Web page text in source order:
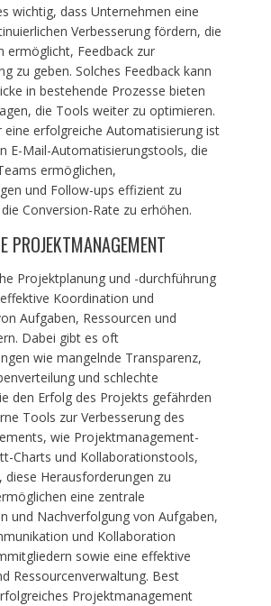
wichtig, dass Unternehmen eine
Verbesserung fördern, die
ermöglicht, Feedback zur
zu geben. Solches Feedback kann
in bestehende Prozesse bieten
die Tools weiter zu optimieren.
eine erfolgreiche Automatisierung ist
E-Mail-Automatisierungstools, die
ermöglichen,
und Follow-ups effizient zu
Conversion-Rate zu erhöhen.
PROJEKTMANAGEMENT
Projektplanung und -durchführung
Koordination und
Aufgaben, Ressourcen und
Dabei gibt es oft
wie mangelnde Transparenz,
und schlechte
den Erfolg des Projekts gefährden
Tools zur Verbesserung des
wie Projektmanagement-
Charts und Kollaborationstools,
diese Herausforderungen zu
eine zentrale
und Nachverfolgung von Aufgaben,
und Kollaboration
sowie eine effektive
Ressourcenverwaltung. Best
Projektmanagement